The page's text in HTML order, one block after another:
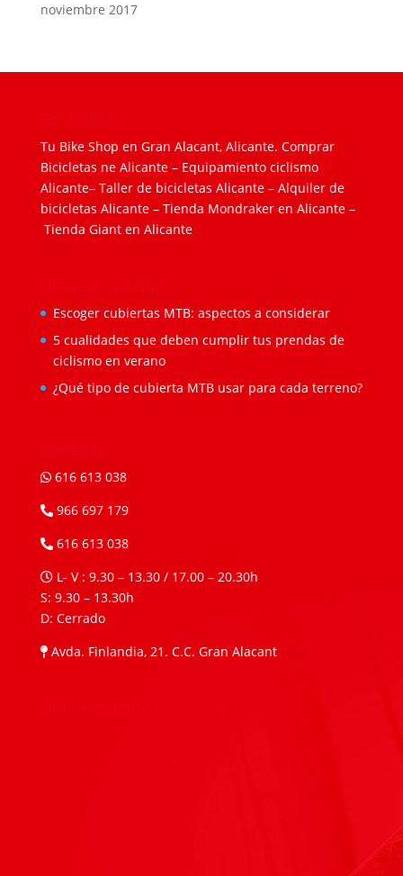
noviembre 2017
Tu Bike Shop en Gran Alacant, Alicante. Comprar
Bicicletas ne Alicante– Equipamiento ciclismo
Alicante– Taller de bicicletas Alicante– Alquiler de
bicicletas Alicante– Tienda Mondraker en Alicante–
Tienda Giant en Alicante
Escoger cubiertas MTB: aspectos a considerar
5 cualidades que deben cumplir tus prendas de
ciclismo en verano
¿Qué tipo de cubierta MTB usar para cada terreno?
616 613 038
966 697 179
616 613 038
L- V : 9.30 – 13.30 / 17.00 – 20.30h
S: 9.30 – 13.30h
D: Cerrado
Avda. Finlandia, 21. C.C. Gran Alacant